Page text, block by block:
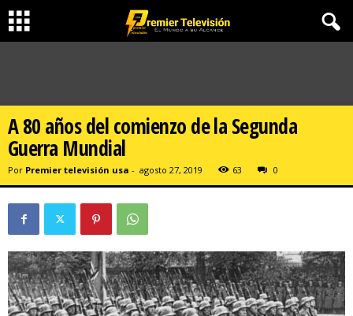
A 80 años del comienzo de la Segunda
Guerra Mundial
Por Premier televisión usa - agosto 27, 2019 63 0